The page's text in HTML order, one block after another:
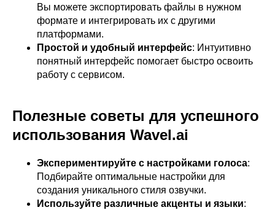
Вы можете экспортировать файлы в нужном
формате и интегрировать их с другими
платформами.
Простой и удобный интерфейс: Интуитивно
понятный интерфейс помогает быстро освоить
работу с сервисом.
Полезные советы для успешного
использования Wavel.ai
Экспериментируйте с настройками голоса:
Подбирайте оптимальные настройки для
создания уникального стиля озвучки.
Используйте различные акценты и языки: